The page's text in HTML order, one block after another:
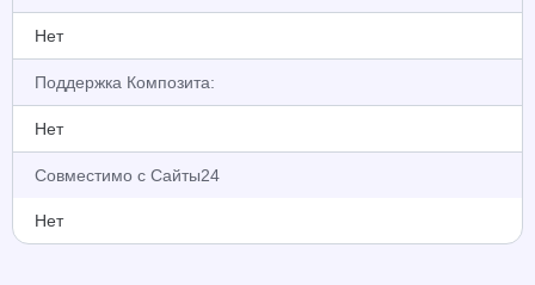
Нет
Поддержка Композита:
Нет
Совместимо с Сайты24
Нет